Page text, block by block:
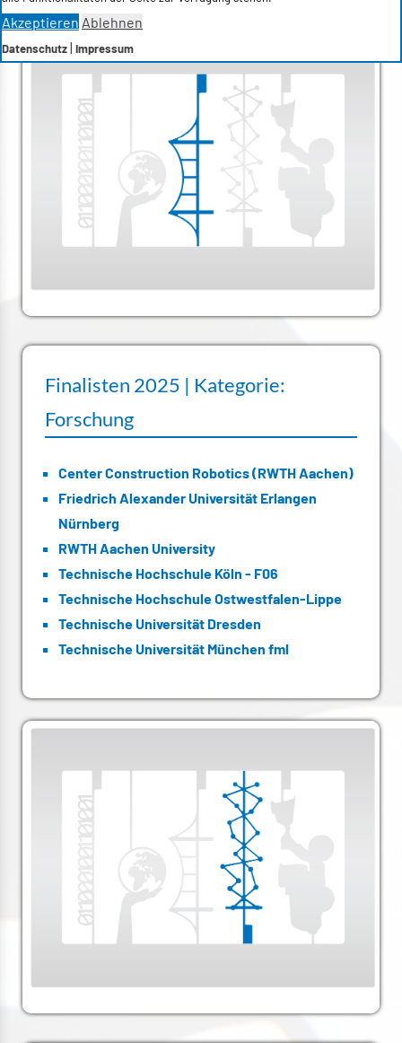
Finalisten 2025 | Kategorie:
Forschung
Center Construction Robotics (RWTH Aachen)
Friedrich Alexander Universität Erlangen
Nürnberg
RWTH Aachen University
Technische Hochschule Köln - F06
Technische Hochschule Ostwestfalen-Lippe
Technische Universität Dresden
Technische Universität München fml
Akzeptieren Ablehnen
Datenschutz| Impressum